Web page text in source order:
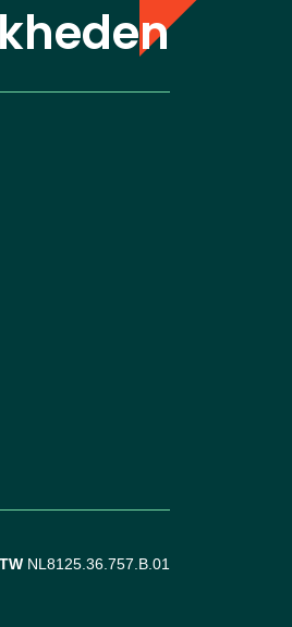
NL8125.36.757.B.01